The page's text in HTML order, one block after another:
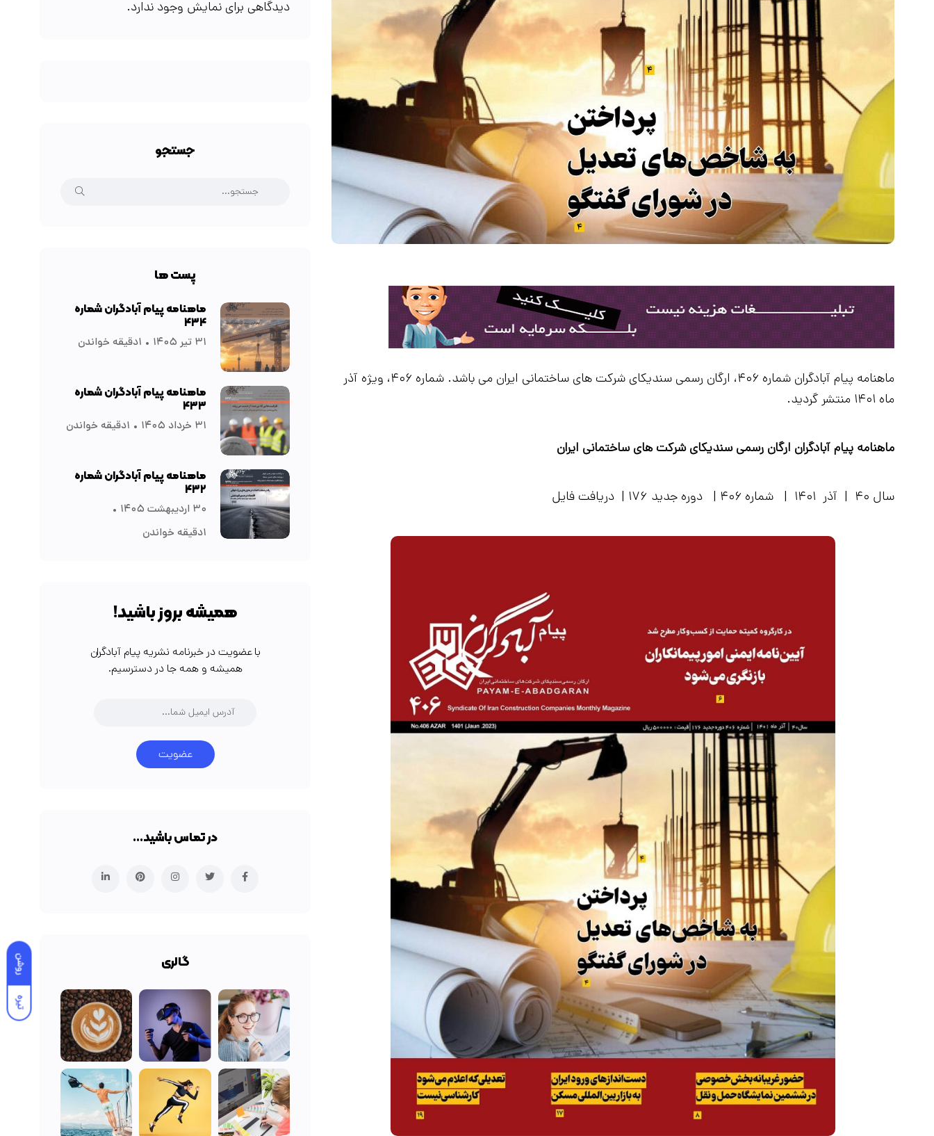
روشن
تیره
ماهنامه پیام آبادگران شماره ۴۰۶، ارگان رسمی سندیکای شرکت های ساختمانی ایران می باشد. شماره ۴۰۶، ویژه آذر
ماه ۱۴۰۱ منتشر گردید.
ماهنامه پیام آبادگران ارگان رسمی سندیکای شرکت های ساختمانی ایران
سال ۴۰ | آذر ۱۴۰۱ | شماره ۴۰۶ | دوره جدید ۱۷۶ | دریافت فایل
دیدگاهی برای نمایش وجود ندارد.
جستجو
پست ها
ماهنامه پیام آبادگران شماره
۴۳۴
۳۱ تیر ۱۴۰۵ ۱دقیقه خواندن
ماهنامه پیام آبادگران شماره
۴۳۳
۳۱ خرداد ۱۴۰۵ ۱دقیقه خواندن
ماهنامه پیام آبادگران شماره
۴۳۲
۳۰ اردیبهشت ۱۴۰۵
۱دقیقه خواندن
همیشه بروز باشید!
با عضویت در خبرنامه نشریه پیام آبادگران
همیشه و همه جا در دسترسیم.
عضویت
در تماس باشید…
گالری